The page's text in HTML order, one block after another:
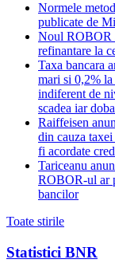
Normele
publicate de
Noul ROBOR
refinantare la
Taxa bancara
mari si 0,2%
indiferent de
scadea iar
Raiffeisen
din cauza
fi acordate
Tariceanu
ROBOR-ul ar
bancilor
Toate stirile
Statistici BNR